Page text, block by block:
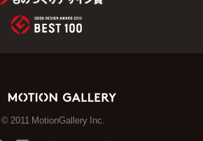
© 2011 MotionGallery Inc.